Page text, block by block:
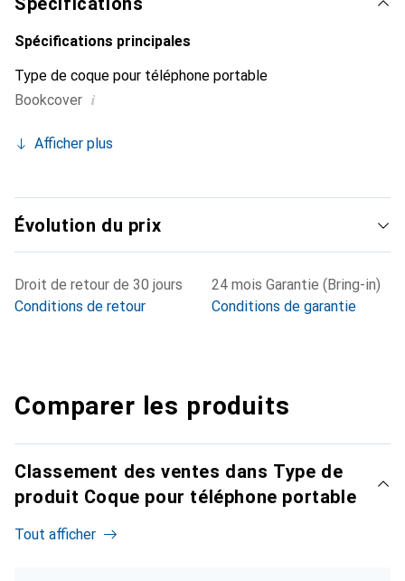
Spécifications principales
Type de coque pour téléphone portable
Bookcover i
Afficher plus
Évolution du prix
Droit de retour de 30 jours
Conditions de retour
24 mois Garantie (Bring-in)
Conditions de garantie
Comparer les produits
Classement des ventes dans Type de
produit Coque pour téléphone portable
Tout afficher